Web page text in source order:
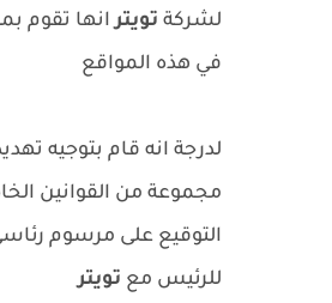
لشركة تويترانها تقوم
في هذه المواقع
لدرجة انه قام بتوجيه
مجموعة من القوانين
التوقيع على مرسوم
للرئيس مع تويتر